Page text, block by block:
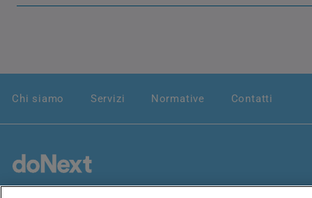
Chi siamo Servizi Normative Contatti